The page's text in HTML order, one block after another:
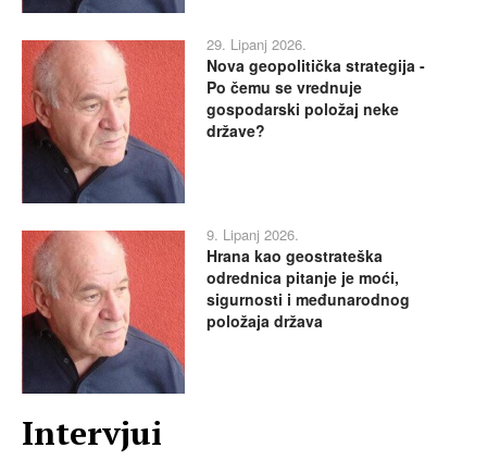
29. Lipanj 2026.
Nova geopolitička strategija -
Po čemu se vrednuje
gospodarski položaj neke
države?
9. Lipanj 2026.
Hrana kao geostrateška
odrednica pitanje je moći,
sigurnosti i međunarodnog
položaja država
Intervjui